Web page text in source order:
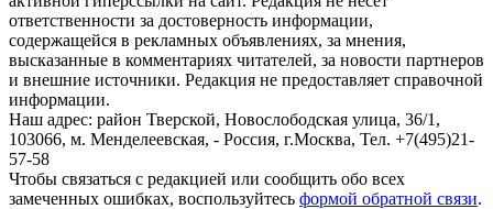
ответственности за достоверность информации,
содержащейся в рекламных объявлениях, за мнения,
высказанные в комментариях читателей, за новости партнеров
и внешние источники. Редакция не предоставляет справочной
информации.
Наш адрес: район Тверской, Новослободская улица, 36/1 ,
103066, м. Менделеевская, - Россия, г.Москва, Тел. +7(495)21-
57-58
Чтобы связаться с редакцией или сообщить обо всех
замеченных ошибках, воспользуйтесь формой обратной связи.